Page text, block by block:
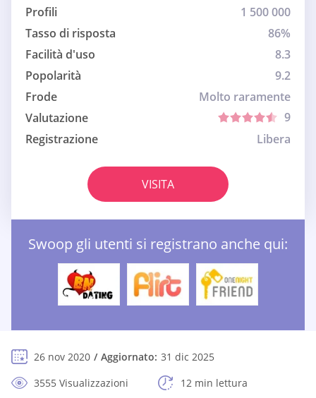
Profili
1 500 000
Tasso di risposta
86%
Facilità d'uso
8.3
Popolarità
9.2
Frode
Molto raramente
Valutazione
9
Registrazione
Libera
VISITA
Swoop gli utenti si registrano anche qui:
26 nov 2020 Aggiornato: 31 dic 2025
3555 Visualizzazioni
12 min lettura